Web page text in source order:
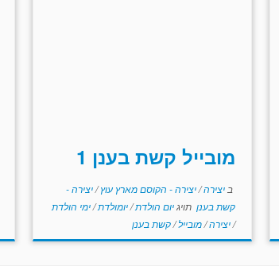
מובייל קשת בענן 1
ב יצירה/יצירה - הקוסם מארץ עוץ/יצירה -
קשת בענן תויגיום הולדת/יומולדת/ימי הולדת
/יצירה/מובייל/קשת בענן